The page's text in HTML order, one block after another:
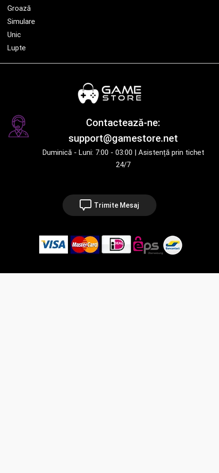
Groază
Simulare
Unic
Lupte
Contactează-ne:
support@gamestore.net
Duminică - Luni: 7:00 - 03:00 | Asistență prin tichet
24/7
Trimite Mesaj